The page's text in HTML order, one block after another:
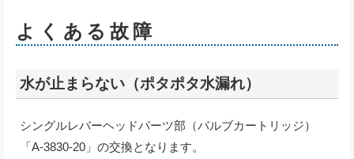
よくある故障
水が止まらない（ポタポタ水漏れ）
シングルレバーヘッドパーツ部（バルブカートリッジ）
「A-3830-20」の交換となります。